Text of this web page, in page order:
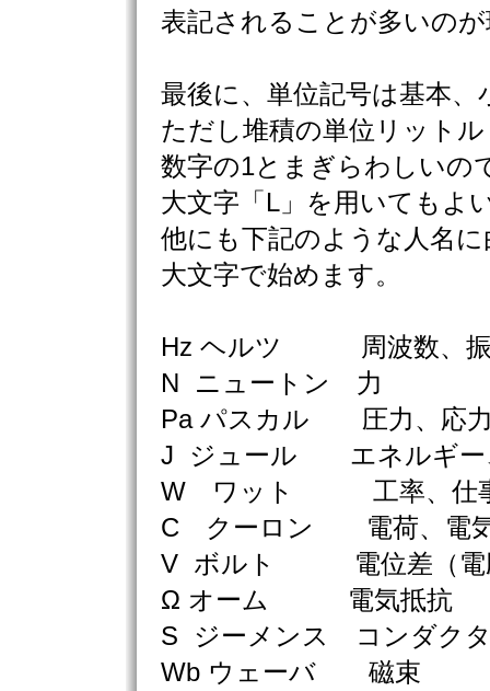
表記されることが多いの
最後に、単位記号は基本、
ただし堆積の単位リット
数字の1とまぎらわしいの
大文字「L」を用いてもよ
他にも下記のような人名
大文字で始めます。
Hz ヘルツ 周波数、振
N ニュートン 力
Pa パスカル 圧力、
J ジュール エネルギー
W ワット 工率、仕
C クーロン 電荷、電
V ボルト 電位差（電
Ω オーム 電気抵抗
S ジーメンス コンダク
Wb ウェーバ 磁束